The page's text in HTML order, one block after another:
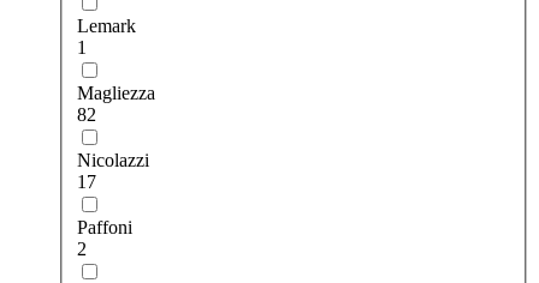
Lemark
1
Magliezza
82
Nicolazzi
17
Paffoni
2